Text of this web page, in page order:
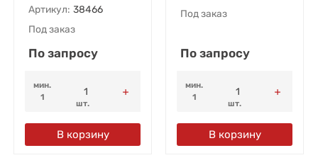
Артикул: 38466
Под заказ
По запросу
мин.
1
шт.
В корзину
Под заказ
По запросу
мин.
1
шт.
В корзину